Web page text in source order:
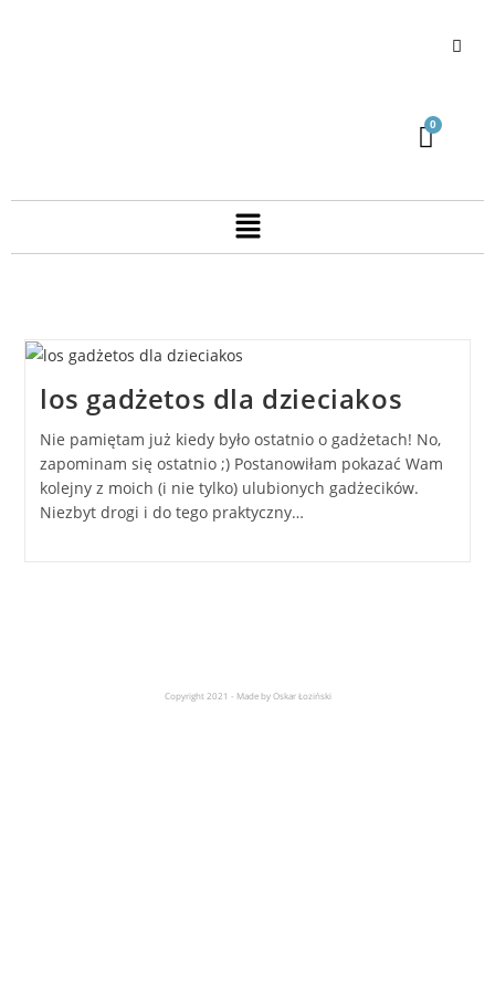
los gadżetos dla dzieciakos
Nie pamiętam już kiedy było ostatnio o gadżetach! No,
zapominam się ostatnio ;) Postanowiłam pokazać Wam
kolejny z moich (i nie tylko) ulubionych gadżecików.
Niezbyt drogi i do tego praktyczny…
Copyright 2021 - Made by Oskar Łoziński